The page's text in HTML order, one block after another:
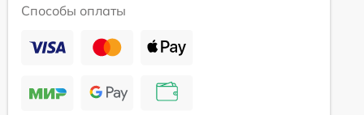
Способы оплаты